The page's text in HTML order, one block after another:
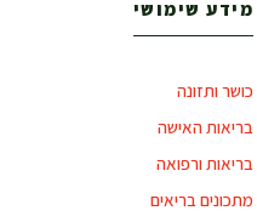
מידע שימושי
כושר ותזונה
בריאות האישה
בריאות ורפואה
מתכונים בריאים